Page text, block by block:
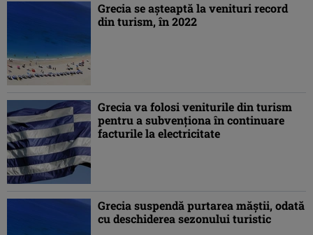
Grecia se aşteaptă la venituri record
din turism, în 2022
Grecia va folosi veniturile din turism
pentru a subvenţiona în continuare
facturile la electricitate
Grecia suspendă purtarea măştii, odată
cu deschiderea sezonului turistic